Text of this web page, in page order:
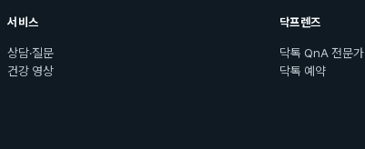
서비스
상담·질문
건강 영상
닥프렌즈
닥톡 QnA 전문가
닥톡 예약